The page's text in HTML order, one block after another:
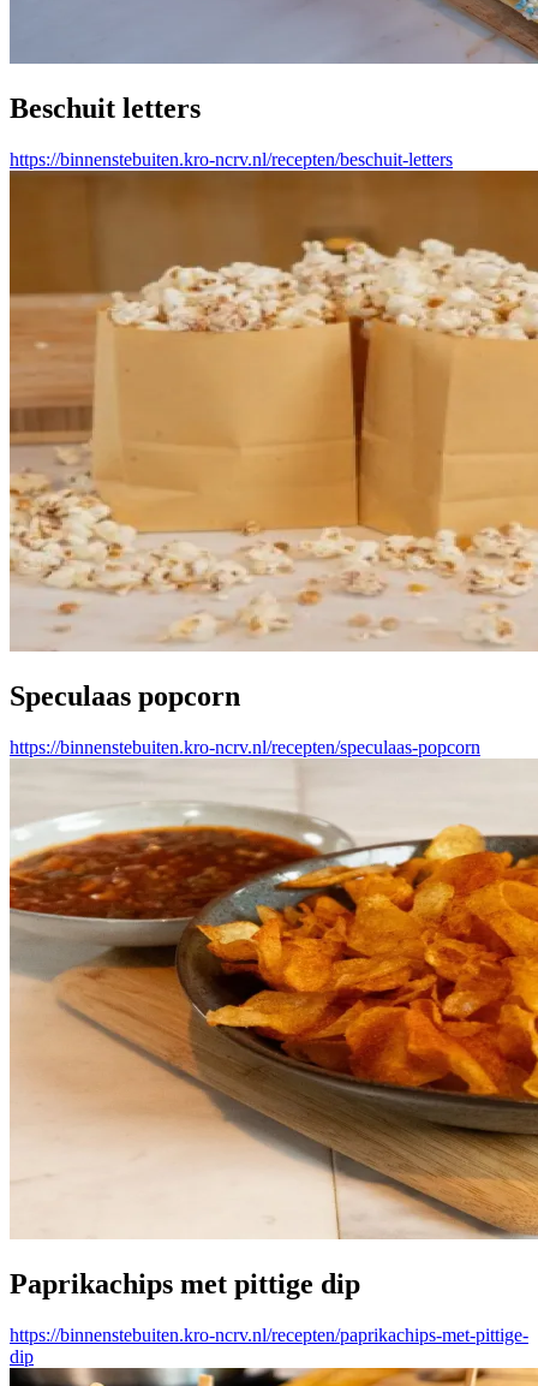
Beschuit letters
https://binnenstebuiten.kro-ncrv.nl/recepten/beschuit-letters
Speculaas popcorn
https://binnenstebuiten.kro-ncrv.nl/recepten/speculaas-popcorn
Paprikachips met pittige dip
https://binnenstebuiten.kro-ncrv.nl/recepten/paprikachips-met-pittige-
dip